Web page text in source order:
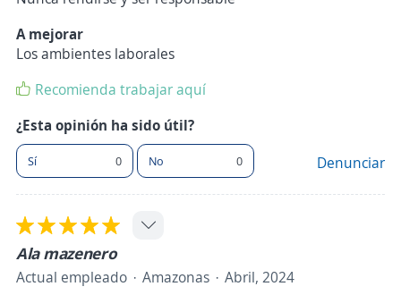
A mejorar
Los ambientes laborales
Recomienda trabajar aquí
¿Esta opinión ha sido útil?
Sí 0 No 0 Denunciar
Ala mazenero
Actual empleado Amazonas
Abril, 2024